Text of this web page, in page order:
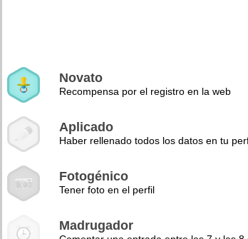
Novato
Recompensa por el registro en la web
Aplicado
Haber rellenado todos los datos en tu
Fotogénico
Tener foto en el perfil
Madrugador